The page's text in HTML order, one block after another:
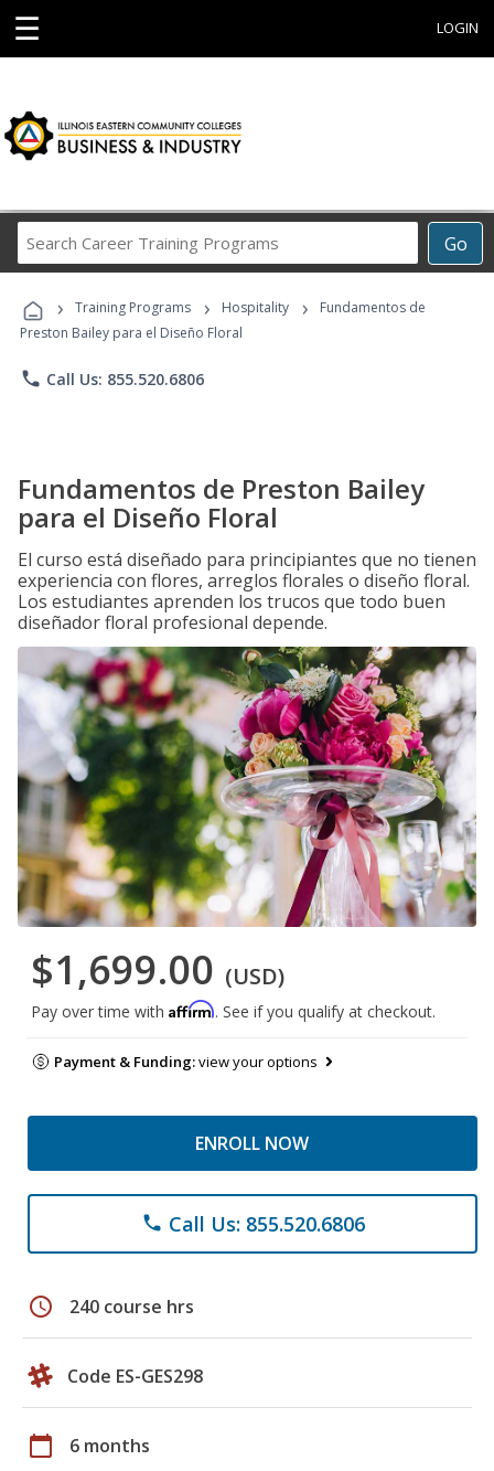
☰ LOGIN
Go
Career
Programs
› Training Programs › Hospitality ›
Fundamentos de
Preston Bailey para el Diseño Floral
phone Call Us: 855.520.6806
Fundamentos de Preston Bailey
para el Diseño Floral
El curso está diseñado para principiantes que no tienen
experiencia con flores, arreglos florales o diseño floral.
Los estudiantes aprenden los trucos que todo buen
diseñador floral profesional depende.
$1,699.00 (USD)
Pay over time with Affirm. See if you qualify at checkout.
Payment & Funding:view your options
ENROLL NOW
phone Call Us: 855.520.6806
schedule 240 course hrs
Code ES-GES298
calendar_today 6 months